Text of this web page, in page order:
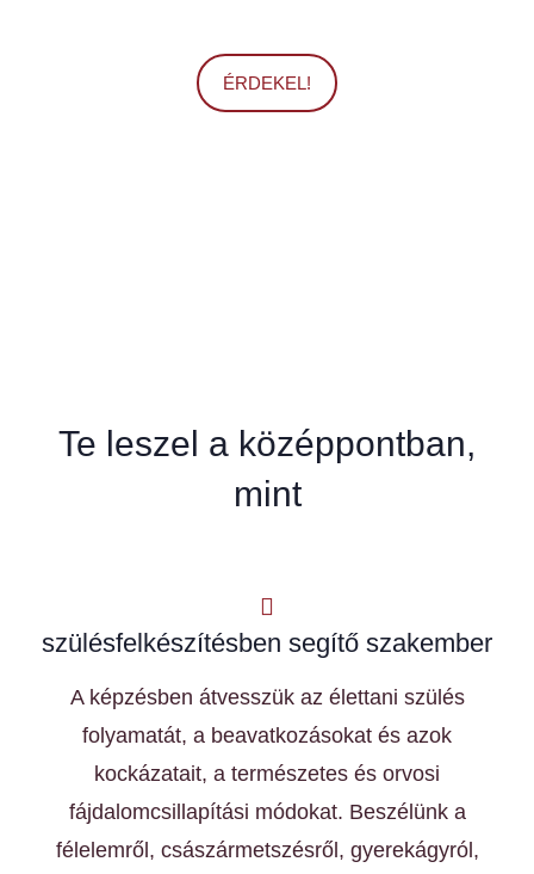
ÉRDEKEL!
Te leszel a középpontban,
mint
szülésfelkészítésben segítő szakember
A képzésben átvesszük az élettani szülés
folyamatát, a beavatkozásokat és azok
kockázatait, a természetes és orvosi
fájdalomcsillapítási módokat. Beszélünk a
félelemről, császármetszésről, gyerekágyról,